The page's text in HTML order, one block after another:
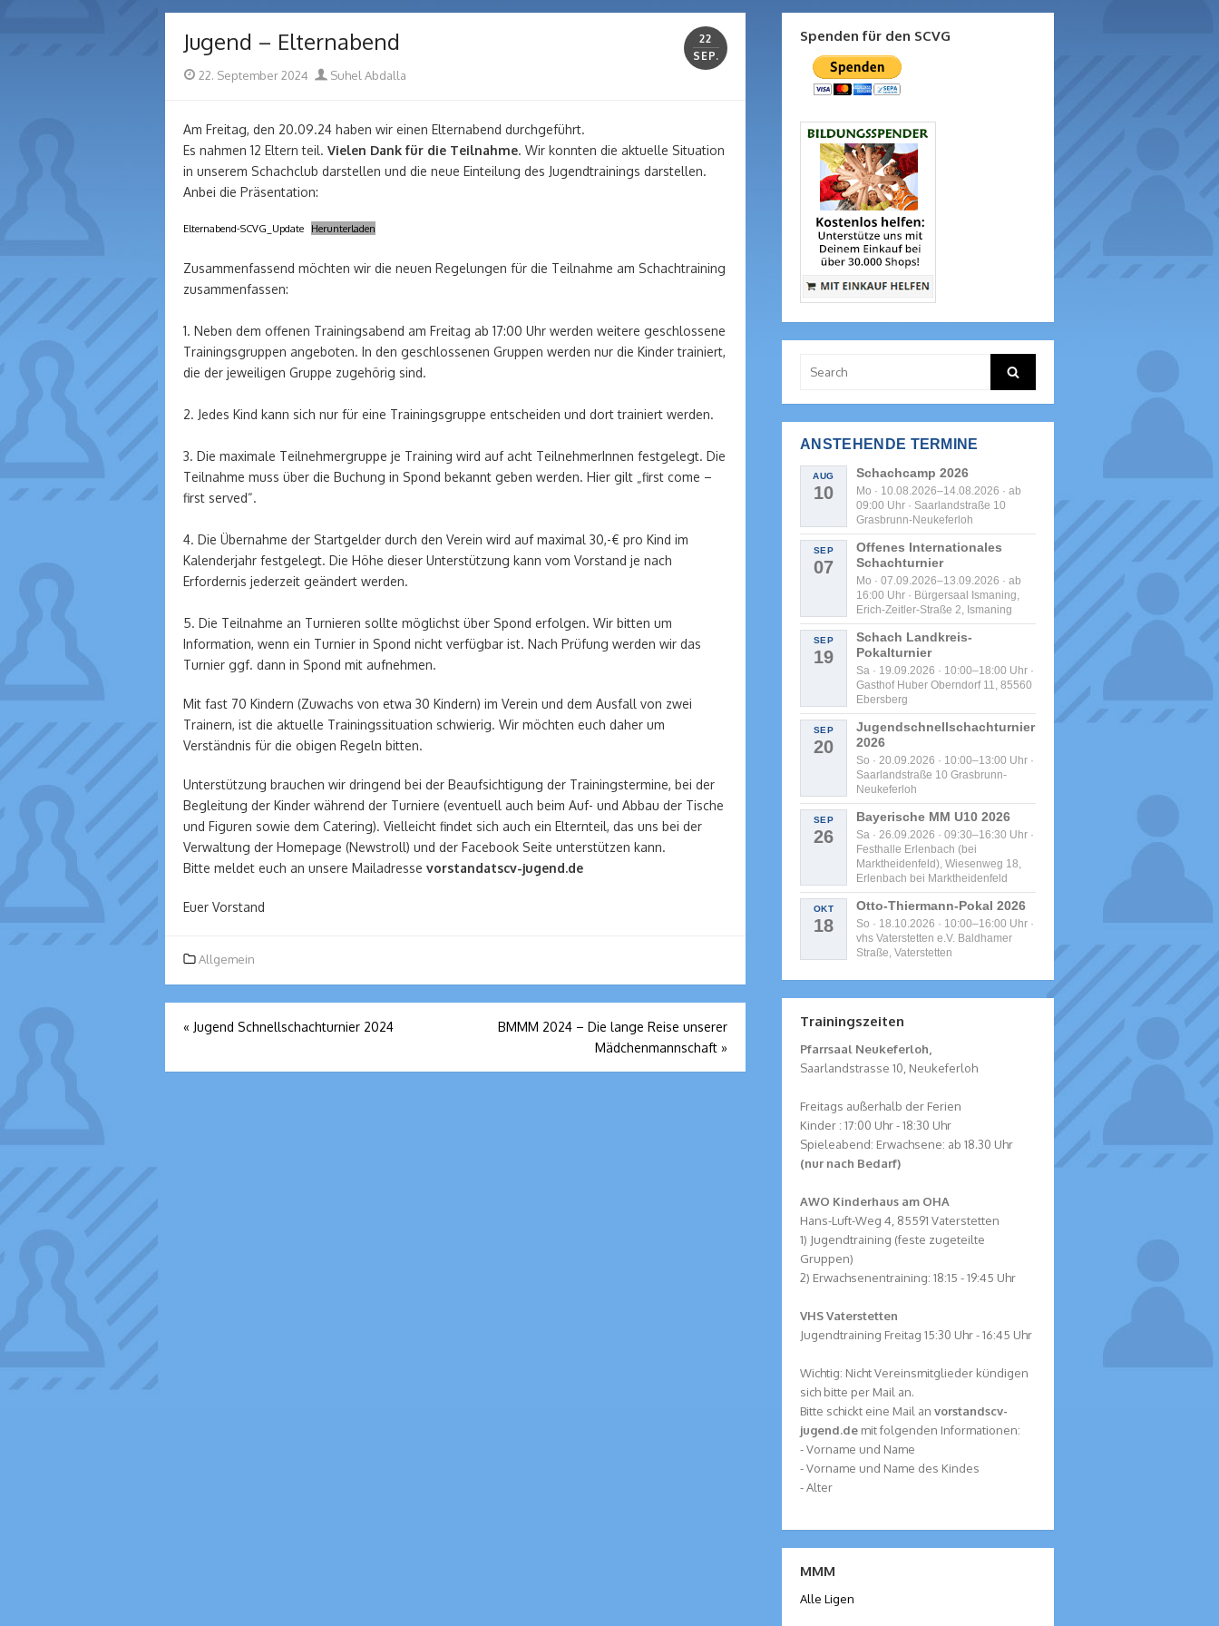
Jugend – Elternabend
22
SEP.
Posted
22. September 2024 Author
Suhel Abdalla
Am Freitag, den 20.09.24 haben wir einen Elternabend durchgeführt.
Es nahmen 12 Eltern teil. Vielen Dank für die Teilnahme. Wir konnten die aktuelle Situation
in unserem Schachclub darstellen und die neue Einteilung des Jugendtrainings darstellen.
Anbei die Präsentation:
Elternabend-SCVG_Update Herunterladen
Zusammenfassend möchten wir die neuen Regelungen für die Teilnahme am Schachtraining
zusammenfassen:
1. Neben dem offenen Trainingsabend am Freitag ab 17:00 Uhr werden weitere geschlossene
Trainingsgruppen angeboten. In den geschlossenen Gruppen werden nur die Kinder trainiert,
die der jeweiligen Gruppe zugehörig sind.
2. Jedes Kind kann sich nur für eine Trainingsgruppe entscheiden und dort trainiert werden.
3. Die maximale Teilnehmergruppe je Training wird auf acht TeilnehmerInnen festgelegt. Die
Teilnahme muss über die Buchung in Spond bekannt geben werden. Hier gilt „first come –
first served“.
4. Die Übernahme der Startgelder durch den Verein wird auf maximal 30,-€ pro Kind im
Kalenderjahr festgelegt. Die Höhe dieser Unterstützung kann vom Vorstand je nach
Erfordernis jederzeit geändert werden.
5. Die Teilnahme an Turnieren sollte möglichst über Spond erfolgen. Wir bitten um
Information, wenn ein Turnier in Spond nicht verfügbar ist. Nach Prüfung werden wir das
Turnier ggf. dann in Spond mit aufnehmen.
Mit fast 70 Kindern (Zuwachs von etwa 30 Kindern) im Verein und dem Ausfall von zwei
Trainern, ist die aktuelle Trainingssituation schwierig. Wir möchten euch daher um
Verständnis für die obigen Regeln bitten.
Unterstützung brauchen wir dringend bei der Beaufsichtigung der Trainingstermine, bei der
Begleitung der Kinder während der Turniere (eventuell auch beim Auf- und Abbau der Tische
und Figuren sowie dem Catering). Vielleicht findet sich auch ein Elternteil, das uns bei der
Verwaltung der Homepage (Newstroll) und der Facebook Seite unterstützen kann.
Bitte meldet euch an unsere Mailadresse vorstandatscv-jugend.de
Euer Vorstand
Allgemein
Beitragsnavigation
« Jugend Schnellschachturnier 2024
BMMM 2024 – Die lange Reise unserer
Mädchenmannschaft »
Spenden für den SCVG
for:
Search
ANSTEHENDE TERMINE
AUG
10
Schachcamp 2026
Mo · 10.08.2026–14.08.2026 · ab
09:00 Uhr · Saarlandstraße 10
Grasbrunn-Neukeferloh
SEP
07
Offenes Internationales
Schachturnier
Mo · 07.09.2026–13.09.2026 · ab
16:00 Uhr · Bürgersaal Ismaning,
Erich-Zeitler-Straße 2, Ismaning
SEP
19
Schach Landkreis-
Pokalturnier
Sa · 19.09.2026 · 10:00–18:00 Uhr ·
Gasthof Huber Oberndorf 11, 85560
Ebersberg
SEP
20
Jugendschnellschachturnier
2026
So · 20.09.2026 · 10:00–13:00 Uhr ·
Saarlandstraße 10 Grasbrunn-
Neukeferloh
SEP
26
Bayerische MM U10 2026
Sa · 26.09.2026 · 09:30–16:30 Uhr ·
Festhalle Erlenbach (bei
Marktheidenfeld), Wiesenweg 18,
Erlenbach bei Marktheidenfeld
OKT
18
Otto-Thiermann-Pokal 2026
So · 18.10.2026 · 10:00–16:00 Uhr ·
vhs Vaterstetten e.V. Baldhamer
Straße, Vaterstetten
Trainingszeiten
Pfarrsaal Neukeferloh,
Saarlandstrasse 10, Neukeferloh
Freitags außerhalb der Ferien
Kinder : 17:00 Uhr - 18:30 Uhr
Spieleabend: Erwachsene: ab 18.30 Uhr
(nur nach Bedarf)
AWO Kinderhaus am OHA
Hans-Luft-Weg 4, 85591 Vaterstetten
1) Jugendtraining (feste zugeteilte
Gruppen)
2) Erwachsenentraining: 18:15 - 19:45 Uhr
VHS Vaterstetten
Jugendtraining Freitag 15:30 Uhr - 16:45 Uhr
Wichtig: Nicht Vereinsmitglieder kündigen
sich bitte per Mail an.
Bitte schickt eine Mail an vorstandscv-
jugend.de mit folgenden Informationen:
- Vorname und Name
- Vorname und Name des Kindes
- Alter
MMM
Alle Ligen